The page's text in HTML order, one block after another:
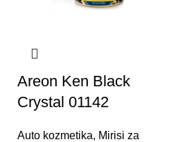
Areon Ken Black
Crystal 01142
Auto kozmetika, Mirisi za